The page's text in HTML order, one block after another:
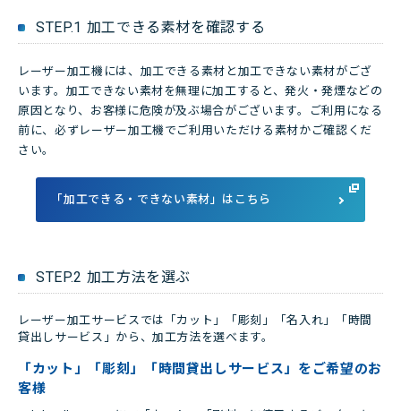
STEP.1 加工できる素材を確認する
レーザー加工機には、加工できる素材と加工できない素材がござ
います。加工できない素材を無理に加工すると、発火・発煙などの
原因となり、お客様に危険が及ぶ場合がございます。ご利用になる
前に、必ずレーザー加工機でご利用いただける素材かご確認くだ
さい。
「加工できる・できない素材」はこちら
STEP.2 加工方法を選ぶ
レーザー加工サービスでは「カット」「彫刻」「名入れ」「時間
貸出しサービス」から、加工方法を選べます。
「カット」「彫刻」「時間貸出しサービス」をご希望のお
客様